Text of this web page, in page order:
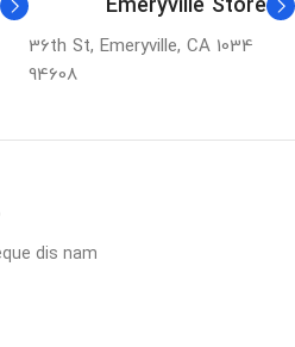
Emeryville Store
1034 36th St, Emeryville, CA
94608
dis nam